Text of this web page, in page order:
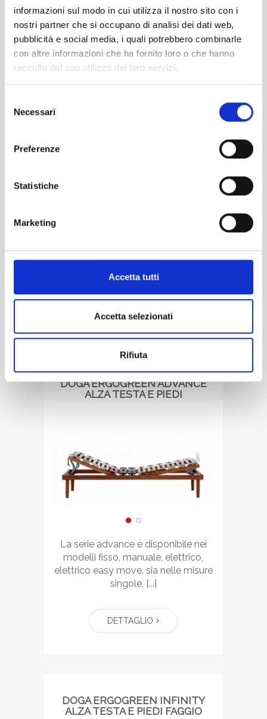
informazioni sul modo in cui utilizza il nostro sito con i
nostri partner che si occupano di analisi dei dati web,
pubblicità e social media, i quali potrebbero combinarle
con altre informazioni che ha fornito loro o che hanno
raccolto dal suo utilizzo dei loro servizi.
delNecessari
Preferenze
Statistiche
Marketing
Accetta tutti
Accetta selezionati
Rifiuta
DOGA ERGOGREEN TRIOFLEX
elettrico easy move. sia nelle misure
DETTAGLIO
DOGA ERGOGREEN ADVANCE
ALZA TESTA E PIEDI
la serie advance è disponibile nei
modelli fisso, manuale, elettrico,
elettrico easy move. sia nelle misure
singole, [...]
DETTAGLIO
DOGA ERGOGREEN INFINITY
ALZA TESTA E PIEDI FAGGIO